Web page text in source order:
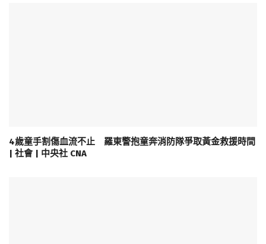
4歲童手割傷血流不止 羅東警抱童奔消防隊爭取黃金救援時間
| 社會 | 中央社 CNA